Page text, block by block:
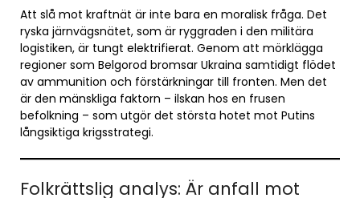
Att slå mot kraftnät är inte bara en moralisk fråga. Det
ryska järnvägsnätet, som är ryggraden i den militära
logistiken, är tungt elektrifierat. Genom att mörklägga
regioner som Belgorod bromsar Ukraina samtidigt flödet
av ammunition och förstärkningar till fronten. Men det
är den mänskliga faktorn – ilskan hos en frusen
befolkning – som utgör det största hotet mot Putins
långsiktiga krigsstrategi.
Folkrättslig analys: Är anfall mot